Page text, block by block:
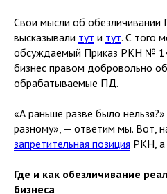
Свои мысли об
высказывали тут и тут. С того
обсуждаемый Приказ РКН №
бизнес правом добровольно
обрабатываемые ПД.
«А раньше разве было
разному», — ответим мы. Вот,
запретительная позиция РКН, а
Где и как обезличивание
бизнеса